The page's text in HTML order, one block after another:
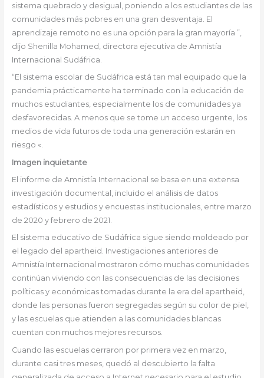
sistema quebrado y desigual, poniendo a los estudiantes de las
comunidades más pobres en una gran desventaja. El
aprendizaje remoto no es una opción para la gran mayoría ”,
dijo Shenilla Mohamed, directora ejecutiva de Amnistía
Internacional Sudáfrica.
“El sistema escolar de Sudáfrica está tan mal equipado que la
pandemia prácticamente ha terminado con la educación de
muchos estudiantes, especialmente los de comunidades ya
desfavorecidas. A menos que se tome un acceso urgente, los
medios de vida futuros de toda una generación estarán en
riesgo «.
Imagen inquietante
El informe de Amnistía Internacional se basa en una extensa
investigación documental, incluido el análisis de datos
estadísticos y estudios y encuestas institucionales, entre marzo
de 2020 y febrero de 2021.
El sistema educativo de Sudáfrica sigue siendo moldeado por
el legado del apartheid. Investigaciones anteriores de
Amnistía Internacional mostraron cómo muchas comunidades
continúan viviendo con las consecuencias de las decisiones
políticas y económicas tomadas durante la era del apartheid,
donde las personas fueron segregadas según su color de piel,
y las escuelas que atienden a las comunidades blancas
cuentan con muchos mejores recursos.
Cuando las escuelas cerraron por primera vez en marzo,
durante casi tres meses, quedó al descubierto la falta